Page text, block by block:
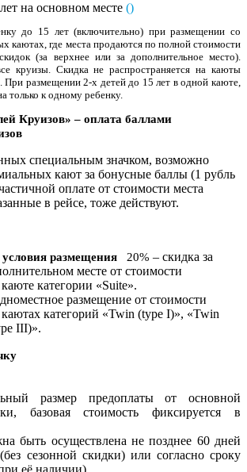
на основном месте ()
до 15 лет (включительно) при размещении со
каютах, где места продаются по полной стоимости
(за верхнее или за дополнительное место).
круизы. Скидка не распространяется на каюты
При размещении 2-х детей до 15 лет в одной каюте,
только к одному ребенку.
Круизов» – оплата баллами
специальным значком, возможно
кают за бонусные баллы (1 рубль
оплате от стоимости места
в рейсе, тоже действуют.
размещения 20% – скидка за
месте от стоимости
категории «Suite».
размещение от стоимости
категорий «Twin (type I)», «Twin
III)».
размер предоплаты от основной
базовая стоимость фиксируется в
быть осуществлена не позднее 60 дней
сезонной скидки) или согласно сроку